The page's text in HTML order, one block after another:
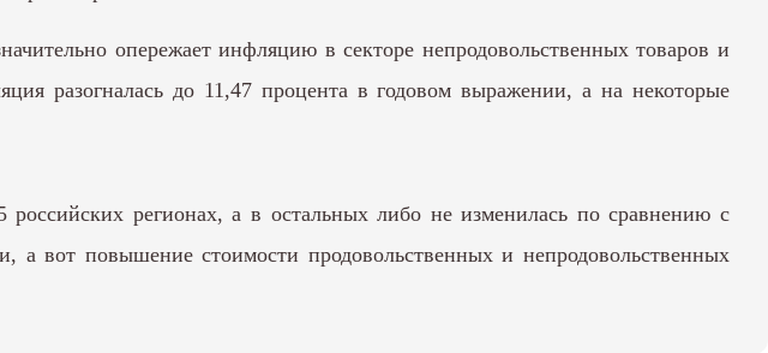
опережает инфляцию в секторе непродовольственных товаров и
разогналась до 11,47 процента в годовом выражении, а на некоторые
регионах, а в остальных либо не изменилась по сравнению с
а вот повышение стоимости продовольственных и непродовольственных